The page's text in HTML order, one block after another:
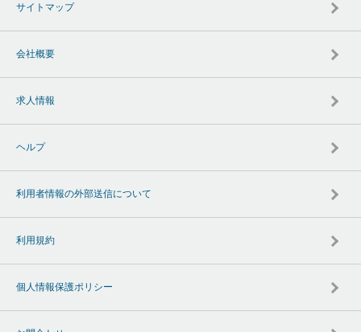
サイトマップ
会社概要
求人情報
ヘルプ
利用者情報の外部送信について
利用規約
個人情報保護ポリシー